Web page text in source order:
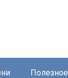
Полезное